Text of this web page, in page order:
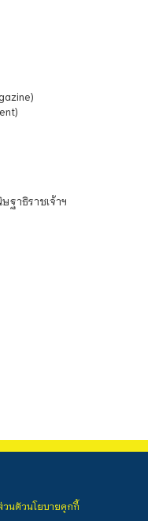
ฐาธิราชเจ้าฯ
วนตัวนโยบายคุกกี้